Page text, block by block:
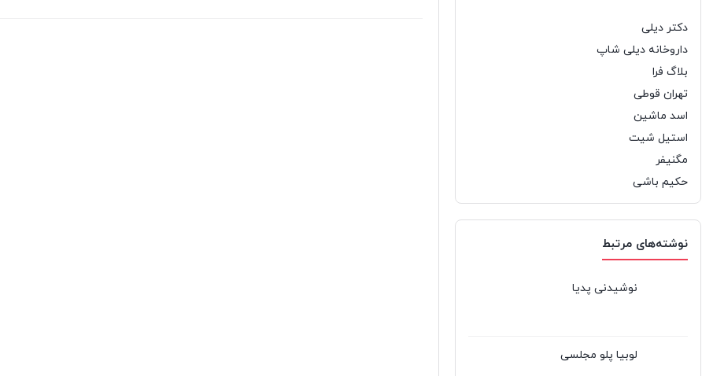
دکتر دیلی
داروخانه دیلی شاپ
بلاگ فرا
تهران قوطی
اسد ماشین
استیل شیت
مگنیفر
حکیم باشی
نوشته‌های مرتبط
نوشیدنی پدیا
لوبیا پلو مجلسی